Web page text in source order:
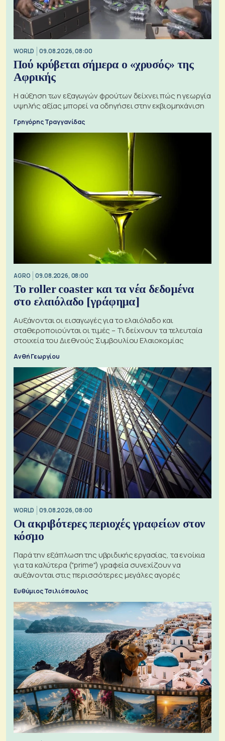
WORLD 09.08.2026, 08:00
Πού κρύβεται σήμερα ο «χρυσός» της
Αφρικής
Η αύξηση των εξαγωγών φρούτων δείχνει πώς η γεωργία
υψηλής αξίας μπορεί να οδηγήσει στην εκβιομηχάνιση
Γρηγόρης Τραγγανίδας
AGRO 09.08.2026, 08:00
Το roller coaster και τα νέα δεδομένα
στο ελαιόλαδο [γράφημα]
Αυξάνονται οι εισαγωγές για το ελαιόλαδο και
σταθεροποιούνται οι τιμές – Τι δείχνουν τα τελευταία
στοιχεία του Διεθνούς Συμβουλίου Ελαιοκομίας
Ανθή Γεωργίου
WORLD 09.08.2026, 08:00
Οι ακριβότερες περιοχές γραφείων στον
κόσμο
Παρά την εξάπλωση της υβριδικής εργασίας, τα ενοίκια
για τα καλύτερα ("prime") γραφεία συνεχίζουν να
αυξάνονται στις περισσότερες μεγάλες αγορές
Ευθύμιος Τσιλιόπουλος